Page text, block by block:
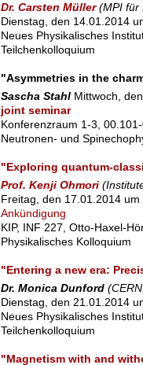
Dr. Carsten Müller (MPI für
Dienstag, den 14.01.2014
Neues Physikalisches
Teilchenkolloquium
"Asymmetries in the
Sascha Stahl Mittwoch,
joint seminar
Konferenzraum 1-3,
Neutronen- und
"Exploring quantum-
Prof. Kenji Ohmori
Freitag, den 17.01.2014
Ankündigung
KIP, INF 227, Otto-Haxel-
Physikalisches Kolloquium
"Entering a new era:
Dr. Monica Dunford
Dienstag, den 21.01.2014
Neues Physikalisches
Teilchenkolloquium
"Magnetism with and